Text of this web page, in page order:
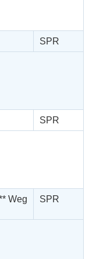
SPR
SPR
Weg
SPR